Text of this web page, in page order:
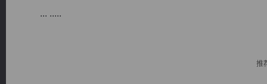
... .....
推